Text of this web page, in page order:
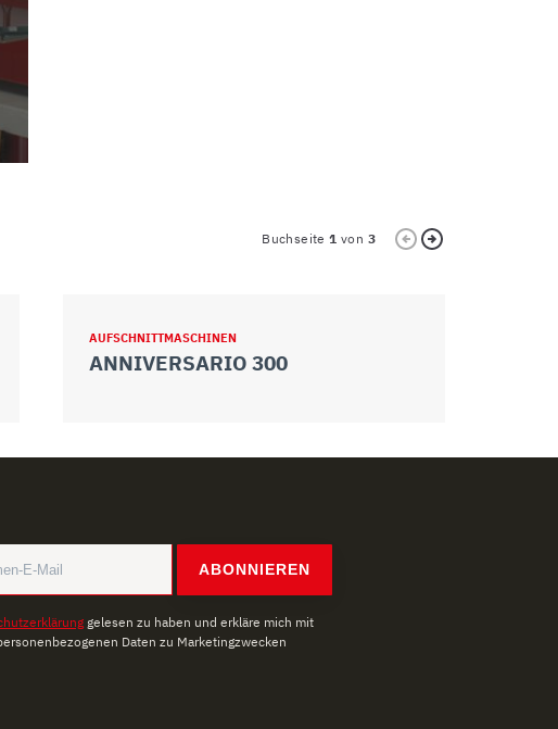
Buchseite1 von 3
AUFSCHNITTMASCHINEN
ANNIVERSARIO 300
ABONNIEREN
gelesen zu haben und erkläre mich mit
Daten zu Marketingzwecken